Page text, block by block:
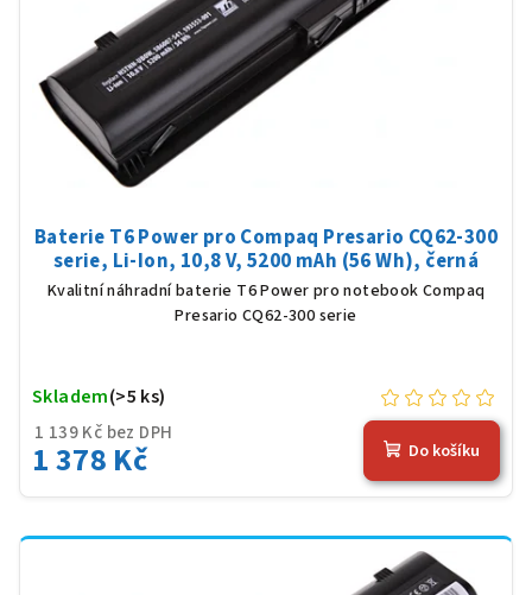
Baterie T6 Power pro Compaq Presario CQ62-300
serie, Li-Ion, 10,8 V, 5200 mAh (56 Wh), černá
Kvalitní náhradní baterie T6 Power pro notebook Compaq
Presario CQ62-300 serie
1 139 Kč bez DPH
1 378 Kč
Skladem(>5 ks)
Do košíku